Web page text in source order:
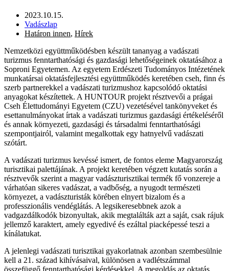
2023.10.15.
Vadászlap
Határon innen, Hírek
Nemzetközi együttműködésben készült tananyag a vadászati
turizmus fenntarthatósági és gazdasági lehetőségeinek oktatásához a
Soproni Egyetemen. Az egyetem Erdészeti Tudományos Intézetének
munkatársai oktatásfejlesztési együttműködés keretében cseh, finn és
szerb partnerekkel a vadászati turizmushoz kapcsolódó oktatási
anyagokat készítettek. A HUNTOUR projekt résztvevői a prágai
Cseh Élettudományi Egyetem (CZU) vezetésével tankönyveket és
esettanulmányokat írtak a vadászati turizmus gazdasági értékeléséről
és annak környezeti, gazdasági és társadalmi fenntarthatósági
szempontjairól, valamint megalkottak egy hatnyelvű vadászati
szótárt.
A vadászati turizmus kevéssé ismert, de fontos eleme Magyarország
turisztikai palettájának. A projekt keretében végzett kutatás során a
résztvevők szerint a magyar vadászturisztikai termék fő vonzereje a
várhatóan sikeres vadászat, a vadbőség, a nyugodt természeti
környezet, a vadászturisták körében elnyert bizalom és a
professzionális vendéglátás. A legsikeresebbnek azok a
vadgazdálkodók bizonyultak, akik megtalálták azt a saját, csak rájuk
jellemző karaktert, amely egyedivé és ezáltal piacképessé teszi a
kínálatukat.
A jelenlegi vadászati turisztikai gyakorlatnak azonban szembesülnie
kell a 21. század kihívásaival, különösen a vadlétszámmal
összefüggő fenntarthatósági kérdésekkel. A megoldás az oktatás